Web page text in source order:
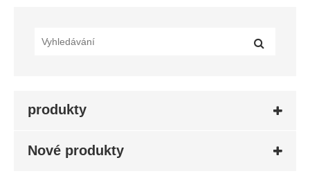
produkty
Nové produkty